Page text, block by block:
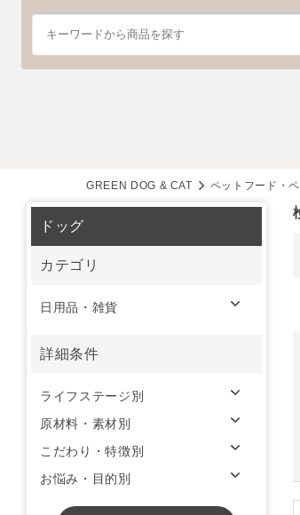
GREEN DOG & CAT ペットフード・
ドッグ
カテゴリ
日用品・雑貨
詳細条件
ライフステージ別
原材料・素材別
こだわり・特徴別
お悩み・目的別